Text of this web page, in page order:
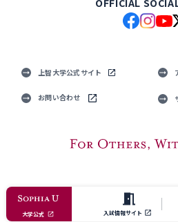
大学公式 入試情報サイト
OFFICIAL
上智大学公式サイト
お問い合わせ
© Sophia University. All Rights Reserved.